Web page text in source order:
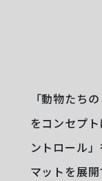
「動物たち
をコンセプ
ントロール
マットを展